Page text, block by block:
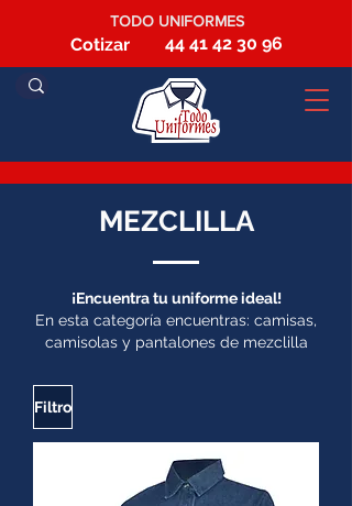
TODO UNIFORMES
Cotizar 44 41 42 30 96
MEZCLILLA
¡Encuentra tu uniforme ideal!
En esta categoría encuentras: camisas,
camisolas y pantalones de mezclilla
Filtro